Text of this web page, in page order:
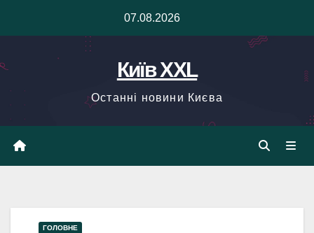
07.08.2026
Київ XXL
Останні новини Києва
ГОЛОВНЕ